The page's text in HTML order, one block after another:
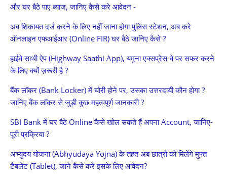
और घर बैठे पाए ब्याज, जानिए कैसे करे आवेदन -
अब शिकायत दर्ज करने के लिए नहीं जाना होगा पुलिस स्टेशन, अब करे
ऑनलाइन एफआईआर (Online FIR) घर बैठे जानिए कैसे ?
हाईवे साथी ऐप (Highway Saathi App), यमुना एक्सप्रेस-वे पर सफर करने
के लिए क्यों ज़रूरी है ?
बैंक लॉकर (Bank Locker) में चोरी होने पर, उसका उत्तरदायी कौन होगा ?
जानिए बैंक लॉकर से जुड़ी कुछ महत्वपूर्ण जानकारी ?
SBI Bank में घर बैठे Online कैसे खोल सकते हैं अपना Account, जानिए-
पूरी प्रक्रिया ?
अभ्युदय योजना (Abhyudaya Yojna) के तहत अब छात्रों को मिलेंगे मुफ्त
टैबलेट (Tablet), जाने कैसे करें इसके लिए आवेदन?